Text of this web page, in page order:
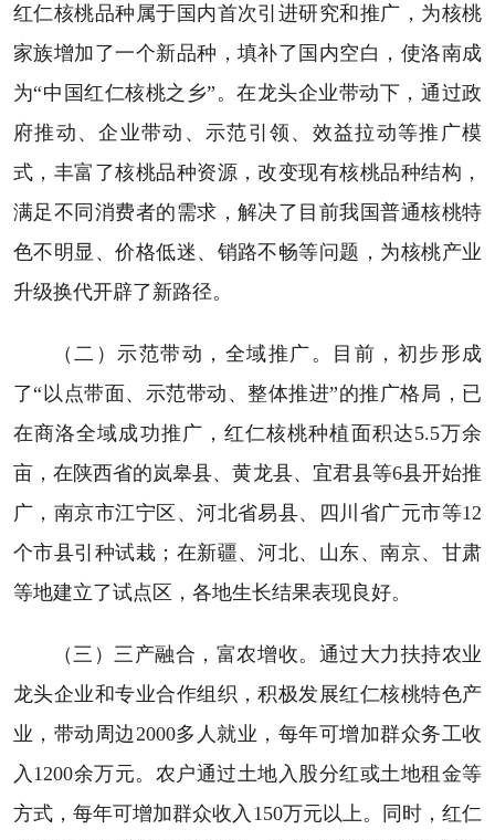
红仁核桃品种属于国内首次引进研究和推广，为核桃
家族增加了一个新品种，填补了国内空白，使洛南成
为“中国红仁核桃之乡”。在龙头企业带动下，通过政
府推动、企业带动、示范引领、效益拉动等推广模
式，丰富了核桃品种资源，改变现有核桃品种结构，
满足不同消费者的需求，解决了目前我国普通核桃特
色不明显、价格低迷、销路不畅等问题，为核桃产业
升级换代开辟了新路径。
（二）示范带动，全域推广。目前，初步形成
了“以点带面、示范带动、整体推进”的推广格局，已
在商洛全域成功推广，红仁核桃种植面积达5.5万余
亩，在陕西省的岚皋县、黄龙县、宜君县等6县开始推
广，南京市江宁区、河北省易县、四川省广元市等12
个市县引种试栽；在新疆、河北、山东、南京、甘肃
等地建立了试点区，各地生长结果表现良好。
（三）三产融合，富农增收。通过大力扶持农业
龙头企业和专业合作组织，积极发展红仁核桃特色产
业，带动周边2000多人就业，每年可增加群众务工收
入1200余万元。农户通过土地入股分红或土地租金等
方式，每年可增加群众收入150万元以上。同时，红仁